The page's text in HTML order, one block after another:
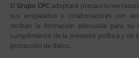
El Grupo CPCadoptará precauciones
sus empleados o colaboradores con
reciban la formación adecuada para su
cumplimiento de la presente política y de
protección de datos.